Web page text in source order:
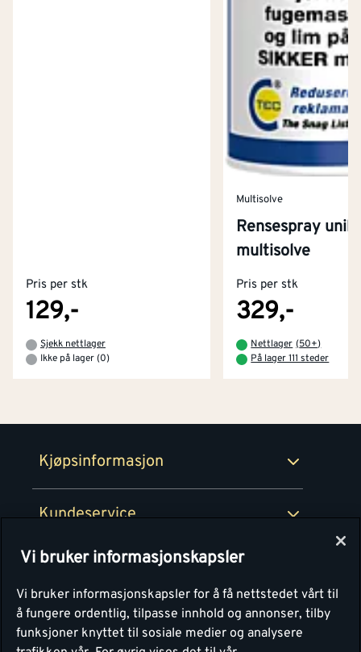
Pris per stk
129,-
Sjekk nettlager
Ikke på lager (0)
Multisolve
Rensespray unik
multisolve
Pris per stk
329,-
Nettlager (50+)
På lager 111 steder
Kjøpsinformasjon
Kjøpsbetingelser
Retur- og angrerettsskjema
Kundeservice
Tjenester
Montér Klubb
Montér
Byggevarehus og åpningstider
Prismatch
Personvern
Vi bruker informasjonskapsler
Vi bruker informasjonskapsler for å få nettstedet vårt til
å fungere ordentlig, tilpasse innhold og annonser, tilby
funksjoner knyttet til sosiale medier og analysere